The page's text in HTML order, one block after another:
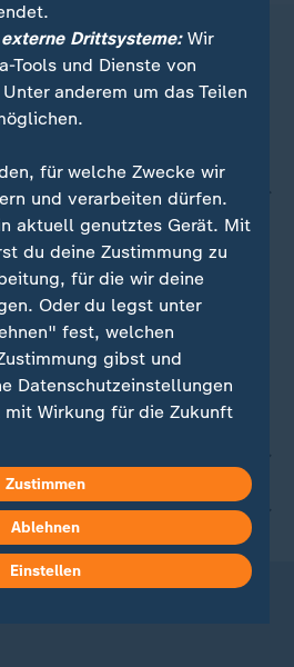
Drittsysteme:Wir
Tools und Dienste von
anderem um das Teilen
für welche Zwecke wir
und verarbeiten dürfen.
aktuell genutztes Gerät. Mit
du deine Zustimmung zu
für die wir deine
Oder du legst unter
fest, welchen
gibst und
Datenschutzeinstellungen
Wirkung für die Zukunft
findest du in unserer
Zustimmen
Ablehnen
Einstellen